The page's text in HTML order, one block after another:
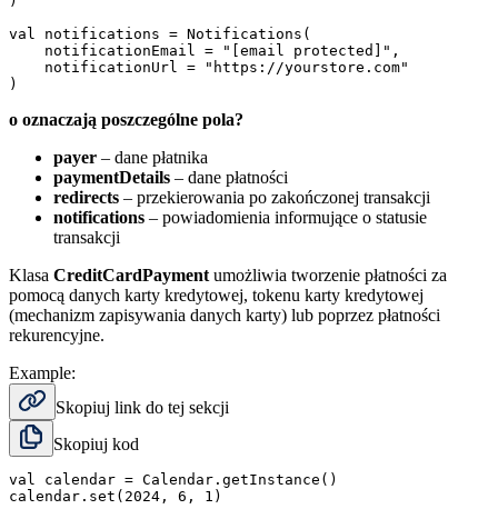
val notifications = Notifications(
    notificationEmail = "[email protected]",
    notificationUrl = "https://yourstore.com"
o oznaczają poszczególne pola?
payer – dane płatnika
paymentDetails – dane płatności
redirects – przekierowania po zakończonej transakcji
notifications – powiadomienia informujące o statusie
transakcji
Klasa CreditCardPayment umożliwia tworzenie płatności za
pomocą danych karty kredytowej, tokenu karty kredytowej
(mechanizm zapisywania danych karty) lub poprzez płatności
rekurencyjne.
Example:
Skopiuj link do tej sekcji
Skopiuj kod
val calendar = Calendar.getInstance()
calendar.set(2024, 6, 1)